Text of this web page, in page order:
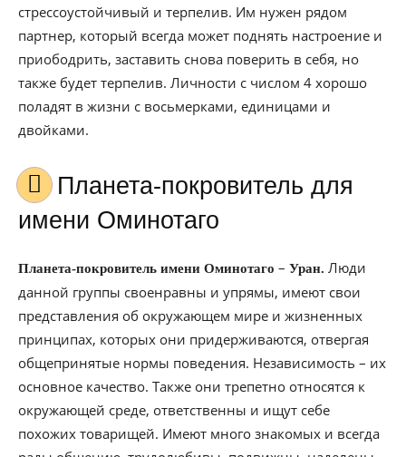
стрессоустойчивый и терпелив. Им нужен рядом
партнер, который всегда может поднять настроение и
приободрить, заставить снова поверить в себя, но
также будет терпелив. Личности с числом 4 хорошо
поладят в жизни с восьмерками, единицами и
двойками.
Планета-покровитель для
имени Оминотаго
Планета-покровитель имени Оминотаго – Уран. Люди
данной группы своенравны и упрямы, имеют свои
представления об окружающем мире и жизненных
принципах, которых они придерживаются, отвергая
общепринятые нормы поведения. Независимость – их
основное качество. Также они трепетно относятся к
окружающей среде, ответственны и ищут себе
похожих товарищей. Имеют много знакомых и всегда